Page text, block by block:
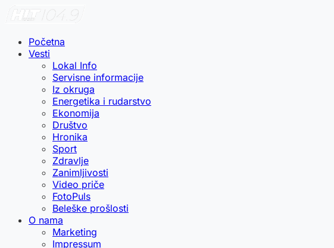
Početna
Vesti
Lokal Info
Servisne informacije
Iz okruga
Energetika i rudarstvo
Ekonomija
Društvo
Hronika
Sport
Zdravlje
Zanimljivosti
Video priče
FotoPuls
Beleške prošlosti
O nama
Marketing
Impressum